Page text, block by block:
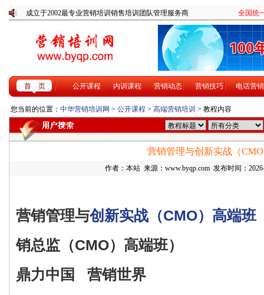
成立于2002最专业营销培训销售培训团队管理服务商 全国统
首 页 公开课程 内训课程 营销动态 营销技巧 电话营销
您当前的位置： 中华营销培训网 > 公开课程 > 高端营销培训 > 教程内容
营销管理与创新实战（
作者：本站 来源：www.byqp.com 发布时间：
营销管理与创新实战（CMO）高端班
销总监（CMO）高端班）
鼎力中国 营销世界